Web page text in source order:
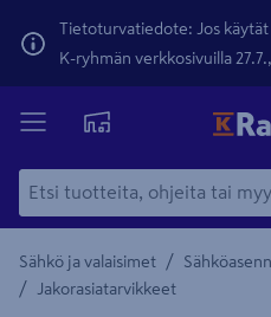
Tietoturvatiedote: Jos
K-ryhmän verkkosivuilla 27.7.,
Sähkö ja valaisimet /
/ Jakorasiatarvikkeet